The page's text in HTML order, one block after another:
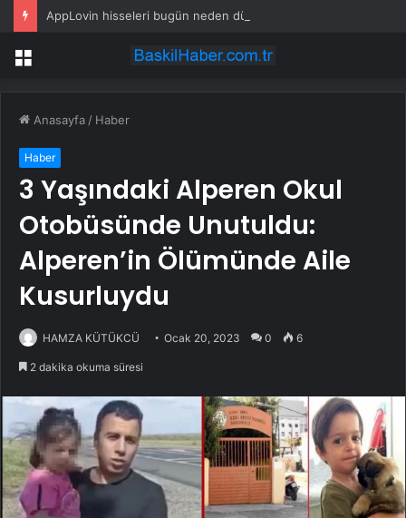
AppLovin hisseleri bugün neden düşüyor?
Menü
Anasayfa / Haber
Haber
3 Yaşındaki Alperen Okul
Otobüsünde Unutuldu:
Alperen’in Ölümünde Aile
Kusurluydu
HAMZA KÜTÜKCÜ Ocak 20, 2023 0 6
2 dakika okuma süresi